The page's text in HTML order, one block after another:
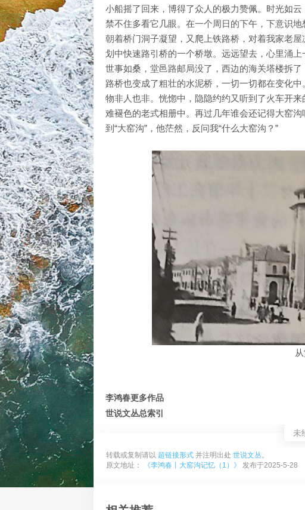
小船摇了回来，博得了众人的极力赞佩。时光如
禁不住多看它几眼。在一个周日的下午，下意识
朝着桥门洞子凝望，又爬上铁路桥，对着我家老
划中快速路引桥的一个桥墩。远远望去，心里涌上
世事如桑，堂邑路邮局没了，西边的海关塔楼拆
路桥也变成了粗壮的水泥桥，一切一切都在变化
物非人也非。恍惚中，隐隐约约又听到了火车开
难褪色的老式相册中。再过几年谁会还记得大窑
到“大窑沟”，他茫然，反问我“什么大窑沟？”
李鸿春更多作品
世说文丛总索引
未
转载或复制请以 超链接形式 并注明出处 世说文丛。
原文地址：
《李鸿春丨大窑沟记忆（1）》 发布于2025-5-28